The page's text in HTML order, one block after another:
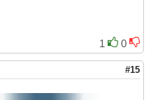
1
0
#15